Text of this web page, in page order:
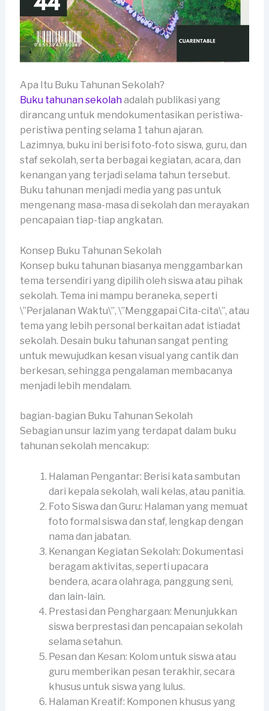
Apa Itu Buku Tahunan Sekolah?
Buku tahunan sekolahadalah publikasi yang
dirancang untuk mendokumentasikan peristiwa-
peristiwa penting selama 1 tahun ajaran.
Lazimnya, buku ini berisi foto-foto siswa, guru, dan
staf sekolah, serta berbagai kegiatan, acara, dan
kenangan yang terjadi selama tahun tersebut.
Buku tahunan menjadi media yang pas untuk
mengenang masa-masa di sekolah dan merayakan
pencapaian tiap-tiap angkatan.
Konsep Buku Tahunan Sekolah
Konsep buku tahunan biasanya menggambarkan
tema tersendiri yang dipilih oleh siswa atau pihak
sekolah. Tema ini mampu beraneka, seperti
\”Perjalanan Waktu\”, \”Menggapai Cita-cita\”, atau
tema yang lebih personal berkaitan adat istiadat
sekolah. Desain buku tahunan sangat penting
untuk mewujudkan kesan visual yang cantik dan
berkesan, sehingga pengalaman membacanya
menjadi lebih mendalam.
bagian-bagian Buku Tahunan Sekolah
Sebagian unsur lazim yang terdapat dalam buku
tahunan sekolah mencakup:
Halaman Pengantar: Berisi kata sambutan
dari kepala sekolah, wali kelas, atau panitia.
Foto Siswa dan Guru: Halaman yang memuat
foto formal siswa dan staf, lengkap dengan
nama dan jabatan.
Kenangan Kegiatan Sekolah: Dokumentasi
beragam aktivitas, seperti upacara
bendera, acara olahraga, panggung seni,
dan lain-lain.
Prestasi dan Penghargaan: Menunjukkan
siswa berprestasi dan pencapaian sekolah
selama setahun.
Pesan dan Kesan: Kolom untuk siswa atau
guru memberikan pesan terakhir, secara
khusus untuk siswa yang lulus.
Halaman Kreatif: Komponen khusus yang